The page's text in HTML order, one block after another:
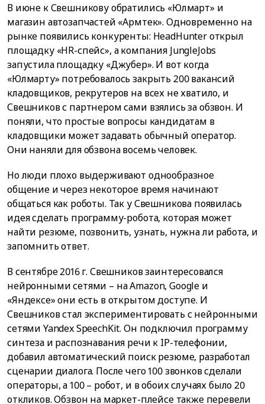
В июне к Свешникову обратились «Юлмарт» и
магазин автозапчастей «Армтек». Одновременно на
рынке появились конкуренты: HeadHunter открыл
площадку «HR-спейс», а компания JungleJobs
запустила площадку «Джубер». И вот когда
«Юлмарту» потребовалось закрыть 200 вакансий
кладовщиков, рекрутеров на всех не хватило, и
Свешников с партнером сами взялись за обзвон. И
поняли, что простые вопросы кандидатам в
кладовщики может задавать обычный оператор.
Они наняли для обзвона восемь человек.
Но люди плохо выдерживают однообразное
общение и через некоторое время начинают
общаться как роботы. Так у Свешникова появилась
идея сделать программу-робота, которая может
найти резюме, позвонить, узнать, нужна ли работа, и
запомнить ответ.
В сентябре 2016 г. Свешников заинтересовался
нейронными сетями – на Amazon, Google и
«Яндексе» они есть в открытом доступе. И
Свешников стал экспериментировать с нейронными
сетями Yandex SpeechKit. Он подключил программу
синтеза и распознавания речи к IP-телефонии,
добавил автоматический поиск резюме, разработал
сценарии диалога. После чего 100 звонков сделали
операторы, а 100 – робот, и в обоих случаях было 20
откликов. Обзвон на маркет-плейсе также перевели